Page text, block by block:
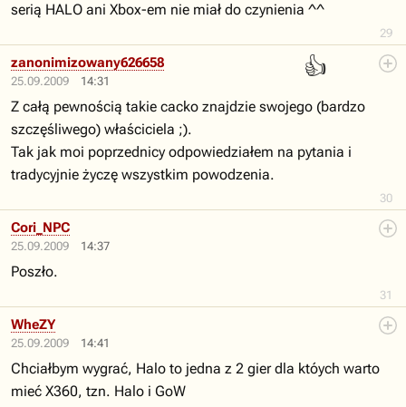
29
serią HALO ani Xbox-em nie miał do czynienia ^^
25.09.2009 14:31
👍
30
zanonimizowany626658
Z całą pewnością takie cacko znajdzie swojego (bardzo
szczęśliwego) właściciela ;).
Tak jak moi poprzednicy odpowiedziałem na pytania i
tradycyjnie życzę wszystkim powodzenia.
25.09.2009 14:37
31
Cori_NPC
Poszło.
25.09.2009 14:41
WheZY
Chciałbym wygrać, Halo to jedna z 2 gier dla któych warto
mieć X360, tzn. Halo i GoW